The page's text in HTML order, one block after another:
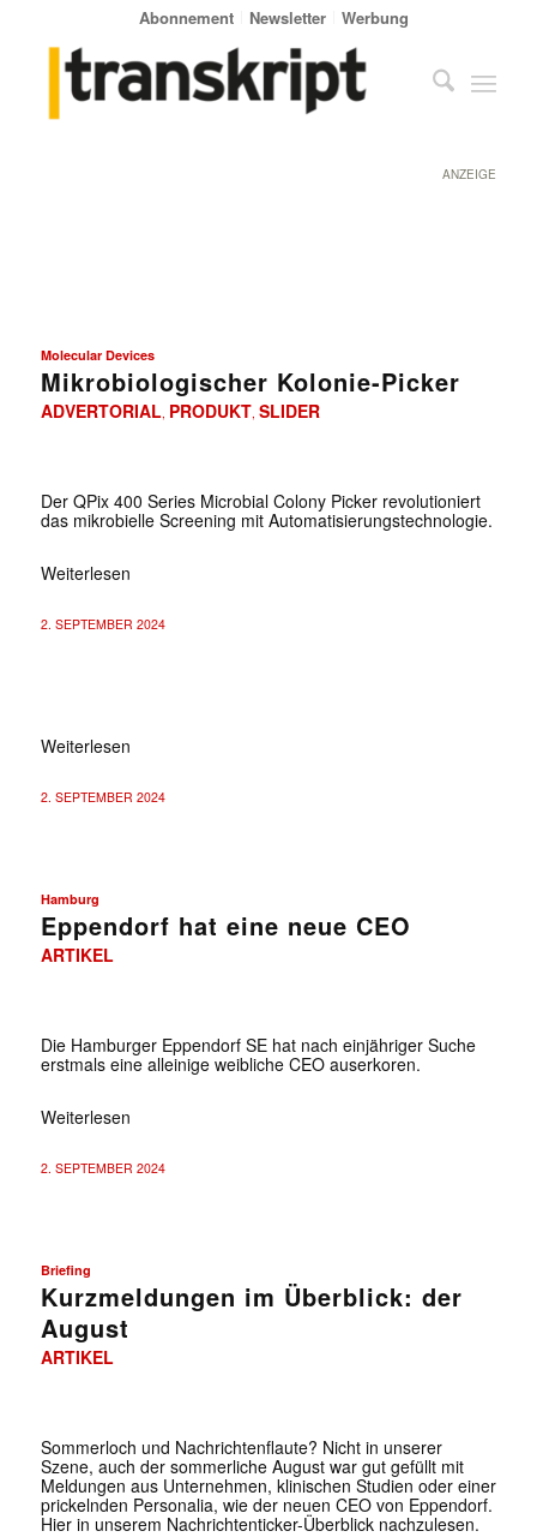
Abonnement Newsletter Werbung
ANZEIGE
Molecular Devices
Mikrobiologischer Kolonie-Picker
ADVERTORIAL PRODUKT, SLIDER
Der QPix 400 Series Microbial Colony Picker revolutioniert
das mikrobielle Screening mit Automatisierungstechnologie.
Weiterlesen
2. SEPTEMBER 2024
Weiterlesen
2. SEPTEMBER 2024
Hamburg
Eppendorf hat eine neue CEO
ARTIKEL
Die Hamburger Eppendorf SE hat nach einjähriger Suche
erstmals eine alleinige weibliche CEO auserkoren.
Weiterlesen
2. SEPTEMBER 2024
Briefing
Kurzmeldungen im Überblick: der
August
ARTIKEL
Sommerloch und Nachrichtenflaute? Nicht in unserer
Szene, auch der sommerliche August war gut gefüllt mit
Meldungen aus Unternehmen, klinischen Studien oder einer
prickelnden Personalia, wie der neuen CEO von Eppendorf.
Hier in unserem Nachrichtenticker-Überblick nachzulesen.